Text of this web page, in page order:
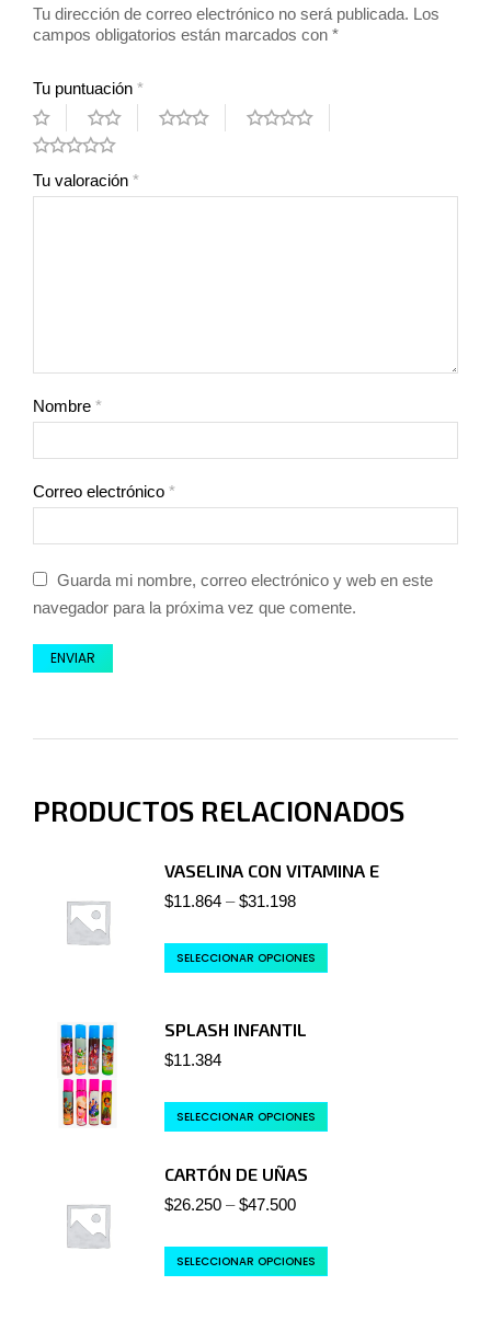
Tu dirección de correo electrónico no será publicada. Los
campos obligatorios están marcados con *
Tu puntuación *
Tu valoración *
Nombre *
Correo electrónico *
Guarda mi nombre, correo electrónico y web en este
navegador para la próxima vez que comente.
PRODUCTOS RELACIONADOS
VASELINA CON VITAMINA E
$11.864 –$31.198
SELECCIONAR OPCIONES
SPLASH INFANTIL
$11.384
SELECCIONAR OPCIONES
CARTÓN DE UÑAS
$26.250 –$47.500
SELECCIONAR OPCIONES